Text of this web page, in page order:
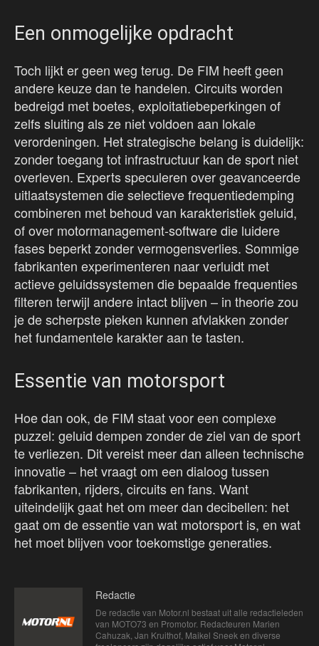
Een onmogelijke opdracht
Toch lijkt er geen weg terug. De FIM heeft geen
andere keuze dan te handelen. Circuits worden
bedreigd met boetes, exploitatiebeperkingen of
zelfs sluiting als ze niet voldoen aan lokale
verordeningen. Het strategische belang is duidelijk:
zonder toegang tot infrastructuur kan de sport niet
overleven. Experts speculeren over geavanceerde
uitlaatsystemen die selectieve frequentiedemping
combineren met behoud van karakteristiek geluid,
of over motormanagement-software die luidere
fases beperkt zonder vermogensverlies. Sommige
fabrikanten experimenteren naar verluidt met
actieve geluidssystemen die bepaalde frequenties
filteren terwijl andere intact blijven – in theorie zou
je de scherpste pieken kunnen afvlakken zonder
het fundamentele karakter aan te tasten.
Essentie van motorsport
Hoe dan ook, de FIM staat voor een complexe
puzzel: geluid dempen zonder de ziel van de sport
te verliezen. Dit vereist meer dan alleen technische
innovatie – het vraagt om een dialoog tussen
fabrikanten, rijders, circuits en fans. Want
uiteindelijk gaat het om meer dan decibellen: het
gaat om de essentie van wat motorsport is, en wat
het moet blijven voor toekomstige generaties.
Redactie
De redactie van Motor.nl bestaat uit alle redactieleden
van MOTO73 en Promotor. Redacteuren Marien
Cahuzak, Jan Kruithof, Maikel Sneek en diverse